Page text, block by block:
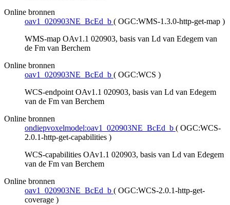
Online bronnen
oav1_020903NE_BcEd_b ( OGC:WMS-1.3.0-http-get-map )
WMS-map OAv1.1 020903, basis van Ld van Edegem van
de Fm van Berchem
Online bronnen
oav1_020903NE_BcEd_b ( OGC:WCS )
WCS-endpoint OAv1.1 020903, basis van Ld van Edegem
van de Fm van Berchem
Online bronnen
ondiepvoxelmodel:oav1_020903NE_BcEd_b ( OGC:WCS-
2.0.1-http-get-capabilities )
WCS-capabilities OAv1.1 020903, basis van Ld van Edegem
van de Fm van Berchem
Online bronnen
oav1_020903NE_BcEd_b ( OGC:WCS-2.0.1-http-get-
coverage )